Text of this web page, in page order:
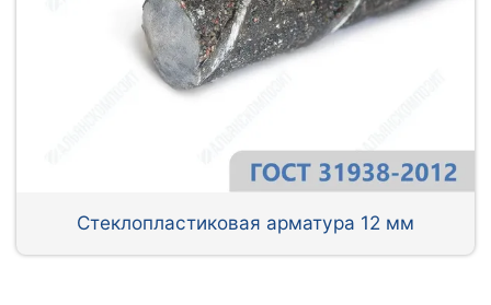
Стеклопластиковая арматура 12 мм